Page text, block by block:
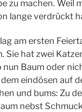
zu machen. Weil
lange verdrückt
lag am ersten
Sie hat zwei
Baum oder
eindösen auf
und bums: Zu
nebst